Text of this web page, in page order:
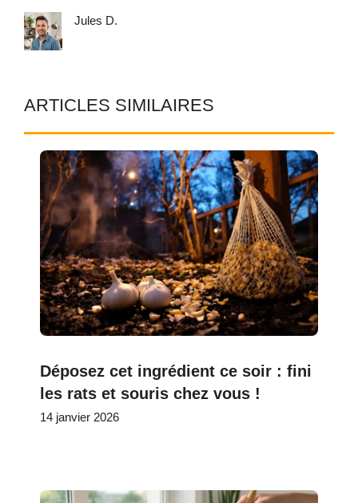
Jules D.
ARTICLES SIMILAIRES
Déposez cet ingrédient ce soir : fini
les rats et souris chez vous !
14 janvier 2026